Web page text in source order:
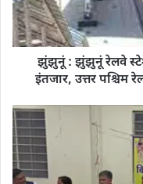
झुंझुनूं : झुंझुनूं रेलवे
इंतजार, उत्तर पश्चिम